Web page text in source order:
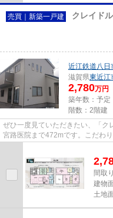
売買｜新築一戸建 クレイド
近江鉄道八日
滋賀県東近江
2,780万円
築年数：予定
階数：2階建
ぜひ一度見ていただきたい、「ク
宮路医院まで472mです。こだわ
間取
建物
土地